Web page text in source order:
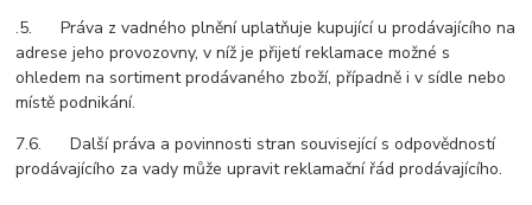
.5. Práva z vadného plnění uplatňuje kupující u prodávajícího na
adrese jeho provozovny, v níž je přijetí reklamace možné s
ohledem na sortiment prodávaného zboží, případně i v sídle nebo
místě podnikání.
7.6. Další práva a povinnosti stran související s odpovědností
prodávajícího za vady může upravit reklamační řád prodávajícího.